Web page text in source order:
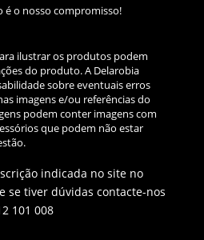
é o nosso compromisso!
ilustrar os produtos podem
do produto. A Delarobia
sobre eventuais erros
imagens e/ou referências do
podem conter imagens com
que podem não estar
indicada no site no
se tiver dúvidas contacte-nos
101 008